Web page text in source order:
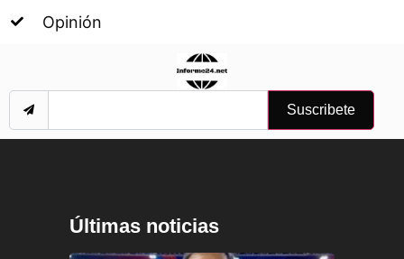
Opinión
Suscribete
Últimas noticias